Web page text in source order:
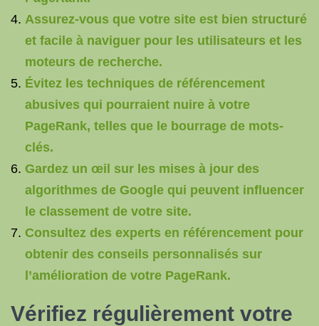
Assurez-vous que votre site est bien structuré
et facile à naviguer pour les utilisateurs et les
moteurs de recherche.
Évitez les techniques de référencement
abusives qui pourraient nuire à votre
PageRank, telles que le bourrage de mots-
clés.
Gardez un œil sur les mises à jour des
algorithmes de Google qui peuvent influencer
le classement de votre site.
Consultez des experts en référencement pour
obtenir des conseils personnalisés sur
l’amélioration de votre PageRank.
Vérifiez régulièrement votre